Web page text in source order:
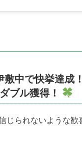
敷中で快挙達成
ブル獲得！
じられないような歓